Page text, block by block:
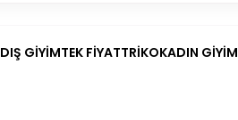
DIŞ GİYİMTEK FİYATTRİKOKADIN GİYİM